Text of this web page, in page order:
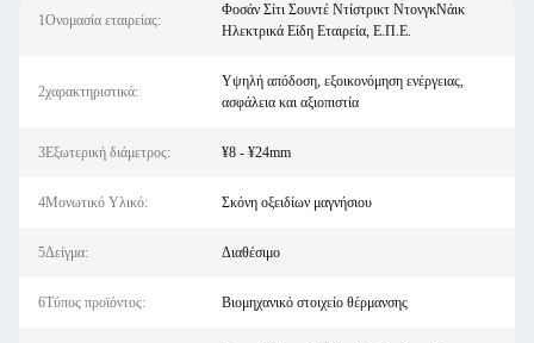
1Ονομασία εταιρείας:
Φοσάν Σίτι Σουντέ Ντίστρικτ ΝτονγκΝάικ
Ηλεκτρικά Είδη Εταιρεία, Ε.Π.Ε.
2χαρακτηριστικά:
Υψηλή απόδοση, εξοικονόμηση ενέργειας,
ασφάλεια και αξιοπιστία
3Εξωτερική διάμετρος: ¥8 - ¥24mm
4Μονωτικό Υλικό: Σκόνη οξειδίων μαγνήσιου
5Δείγμα: Διαθέσιμο
6Τύπος προϊόντος: Βιομηχανικό στοιχείο θέρμανσης